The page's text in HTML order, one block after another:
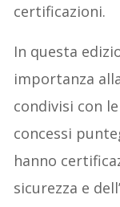
certificazioni.
In questa
importanza
condivisi con
concessi
hanno
sicurezza e